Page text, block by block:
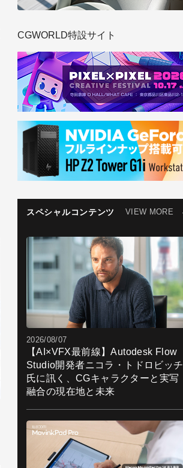
CGWORLD特設サイト
スペシャルコンテンツ VIEW MORE
2026/08/07
【AI×VFX最前線】Autodesk Flow
Studio開発者ニコラ・トドロビッチ
氏に訊く、CGキャラクターと実写
融合の現在地と未来